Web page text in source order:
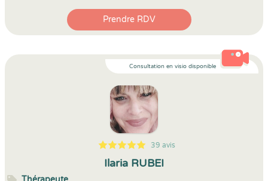
Prendre RDV
Consultation en visio disponible
5
1
5
39 39 avis
Ilaria RUBEI